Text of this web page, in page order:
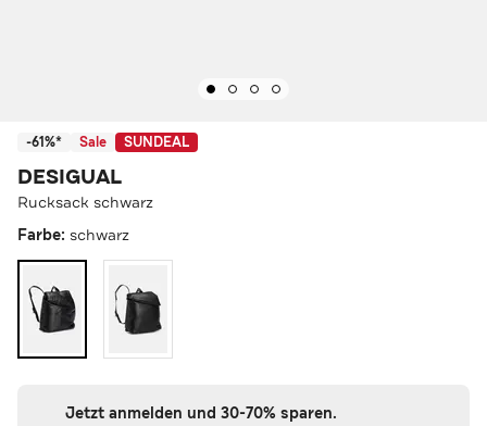
-61%* Sale SUNDEAL
DESIGUAL
Rucksack schwarz
Farbe: schwarz
Jetzt anmelden und 30-70% sparen.